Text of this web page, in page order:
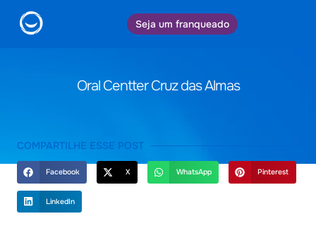
Seja um franqueado
Oral Centter Cruz das Almas
COMPARTILHE ESSE POST
Facebook X WhatsApp Pinterest
LinkedIn